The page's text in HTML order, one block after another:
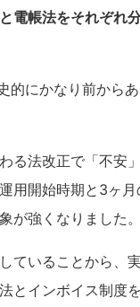
電帳法をそれぞれ
的にかなり前から
る法改正で「不安
用開始時期と3ヶ
が強くなりました。
ていることから、
とインボイス制度